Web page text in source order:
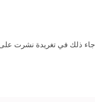
جاء ذلك في تغريدة نشرت على